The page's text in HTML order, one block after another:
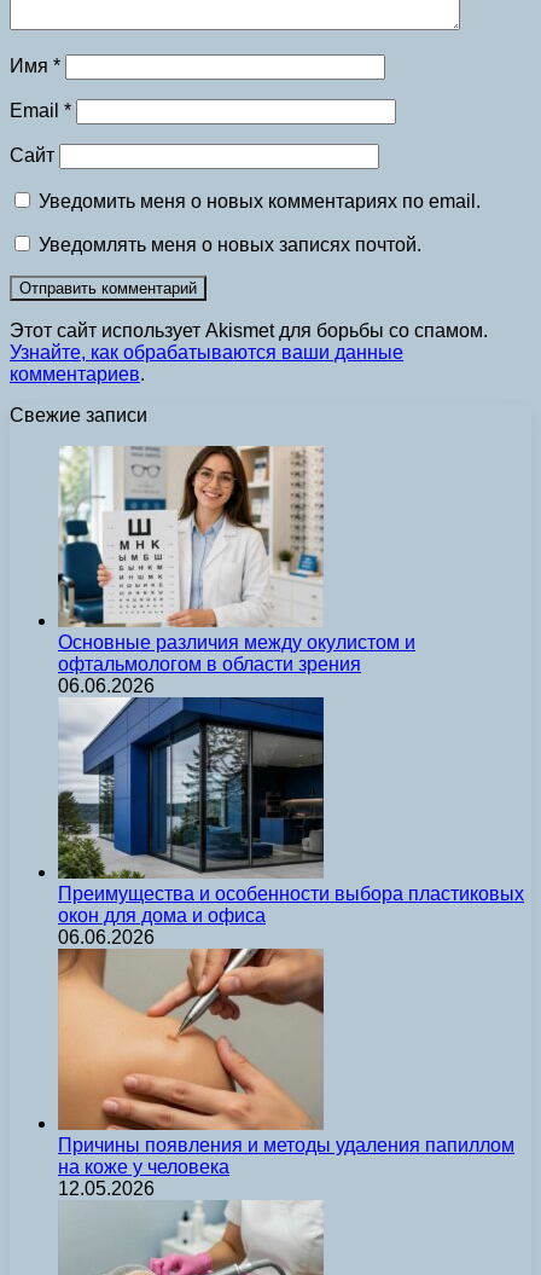
Имя *
Email *
Сайт
Уведомить меня о новых комментариях по email.
Уведомлять меня о новых записях почтой.
Этот сайт использует Akismet для борьбы со спамом.
Узнайте, как обрабатываются ваши данные
комментариев.
Свежие записи
Основные различия между окулистом и
офтальмологом в области зрения
06.06.2026
Преимущества и особенности выбора пластиковых
окон для дома и офиса
06.06.2026
Причины появления и методы удаления папиллом
на коже у человека
12.05.2026